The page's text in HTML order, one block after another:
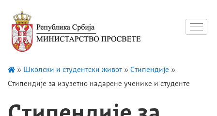
» Школски и студентски живот» Стипендије »
Стипендије за изузетно надарене ученике и студенте